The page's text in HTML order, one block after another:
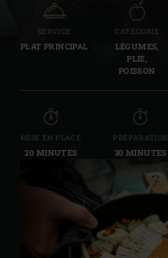
SERVICE
PLAT PRINCIPAL
CATÉGORIE
LÉGUMES,
PLIE,
POISSON
MISE EN PLACE
20 MINUTES
PRÉPARATION
30 MINUTES